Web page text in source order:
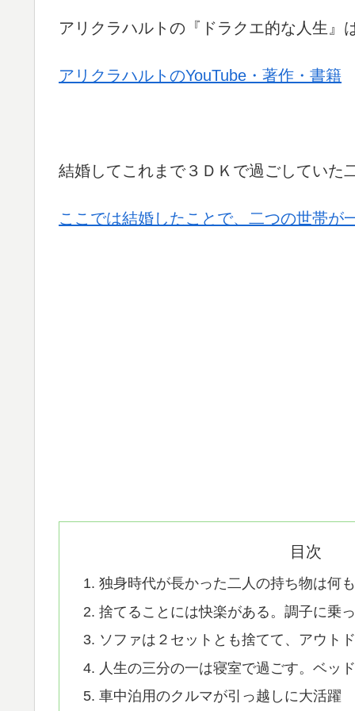
アリクラハルトの『ドラクエ的な人生』
アリクラハルトのYouTube・著作・書籍
結婚してこれまで３ＤＫで過ごしていた
ここでは結婚したことで、二つの世帯が
目次
独身時代が長かった二人の持ち物は何
捨てることには快楽がある。調子に乗
ソファは２セットとも捨てて、アウト
人生の三分の一は寝室で過ごす。ベッ
車中泊用のクルマが引っ越しに大活躍